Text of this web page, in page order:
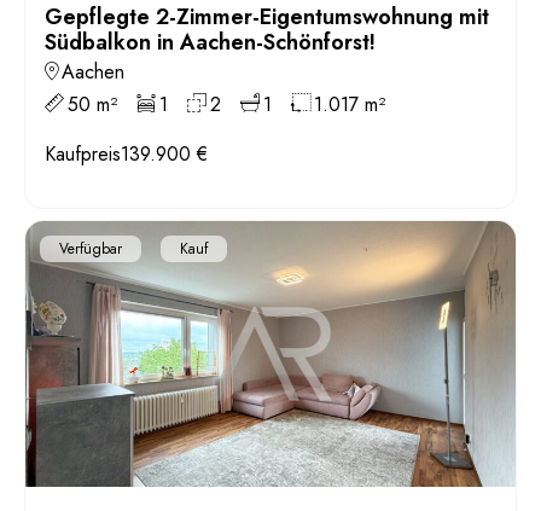
Gepflegte 2-Zimmer-Eigentumswohnung mit
Südbalkon in Aachen-Schönforst!
Aachen
50 m²
1 2 1
1.017 m²
Kaufpreis139.900 €
Verfügbar Kauf